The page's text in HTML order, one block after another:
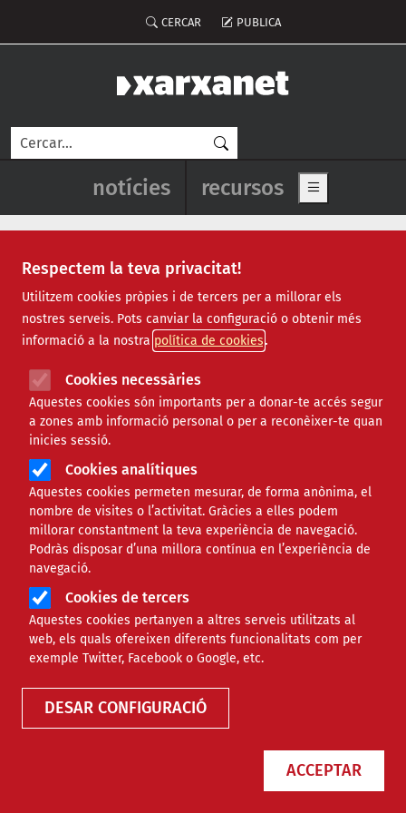
Respectem la teva privacitat!
Utilitzem cookies pròpies i de tercers per a millorar els
nostres serveis. Pots canviar la configuració o obtenir més
informació a la nostra política de cookies
Cookies necessàries
Aquestes cookies són importants per a donar-te accés segur
a zones amb informació personal o per a reconèixer-te quan
inicies sessió.
Cookies analítiques
Aquestes cookies permeten mesurar, de forma anònima, el
nombre de visites o l’activitat. Gràcies a elles podem
millorar constantment la teva experiència de navegació.
Podràs disposar d’una millora contínua en l’experiència de
navegació.
Cookies de tercers
Aquestes cookies pertanyen a altres serveis utilitzats al
web, els quals ofereixen diferents funcionalitats com per
exemple Twitter, Facebook o Google, etc.
DESAR CONFIGURACIÓ
ACCEPTAR
Menú del compte d'usuari
CERCAR PUBLICA
Cerca
Navegació principal de
notícies recursos Show main
Notícies
Totes | Ambiental | Comunitari | Cultural | Social
|
Internacional | Projectes | Jurídic | Tecnològic
Formació
Àmbit de la notícia
COMUNITARI
Esplac revisa el seu mètode
en els seus primers
campaments pedagògics
Comparteix
21/06/2021